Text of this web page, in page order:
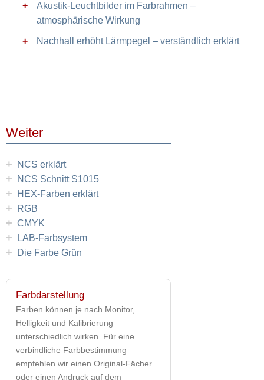
Akustik-Leuchtbilder im Farbrahmen –
atmosphärische Wirkung
Nachhall erhöht Lärmpegel – verständlich erklärt
Weiter
+ NCS erklärt
+ NCS Schnitt S1015
+ HEX-Farben erklärt
+ RGB
+ CMYK
+ LAB-Farbsystem
+ Die Farbe Grün
Farbdarstellung
Farben können je nach Monitor,
Helligkeit und Kalibrierung
unterschiedlich wirken. Für eine
verbindliche Farbbestimmung
empfehlen wir einen Original-Fächer
oder einen Andruck auf dem